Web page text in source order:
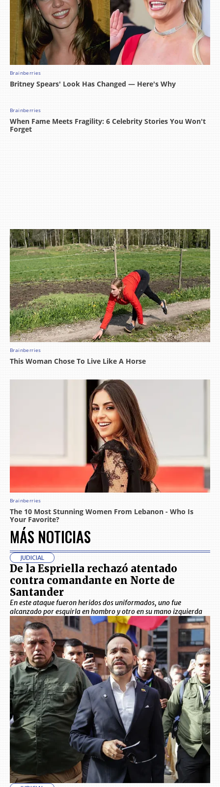
MÁS NOTICIAS
JUDICIAL
De la Espriella rechazó atentado
contra comandante en Norte de
Santander
En este ataque fueron heridos dos uniformados, uno fue
alcanzado por esquirla en hombro y otro en su mano izquierda